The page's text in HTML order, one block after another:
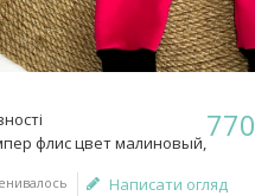
флис цвет малиновый,770
Написати огляд